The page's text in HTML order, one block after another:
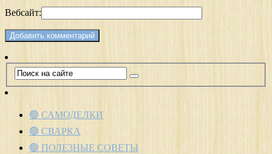
Вебсайт:
🟢 САМОДЕЛКИ
🟢 СВАРКА
🟢 ПОЛЕЗНЫЕ СОВЕТЫ